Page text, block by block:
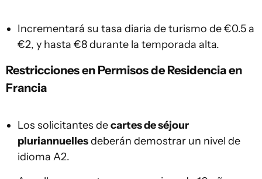
Incrementará su tasa diaria de turismo de €0.5 a
€2, y hasta €8 durante la temporada alta.
Restricciones en Permisos de Residencia en
Francia
Los solicitantes decartes de séjour
pluriannuellesdeberán demostrar un nivel de
idioma A2.